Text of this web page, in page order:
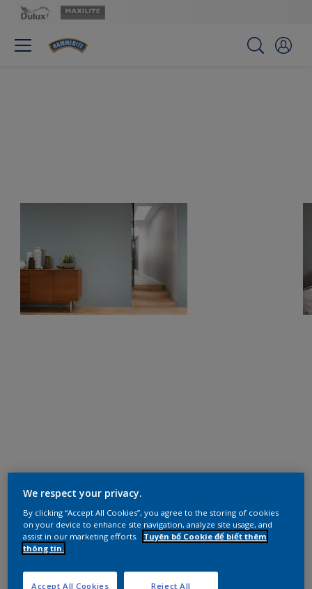
We respect your privacy.
By clicking “Accept All Cookies”, you agree to the storing of cookies
on your device to enhance site navigation, analyze site usage, and
assist in our marketing efforts.
Tuyên bố Cookie để biết thêm
thông tin.
Reject All
Accept All Cookies